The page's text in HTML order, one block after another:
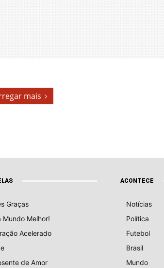
mais
Graças
Mundo Melhor!
Acelerado
de Amor
ACONTECE
Notícias
Política
Futebol
Brasil
Mundo